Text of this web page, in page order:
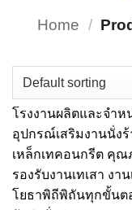
Home /
โรงงานผลิตและจำห
อุปกรณ์เสริมงานนั่ง
เหล็กเทคอนกรีต คุณ
รองรับงานเทเสา งา
โยธาพิถีพิถันทุกขั้นต